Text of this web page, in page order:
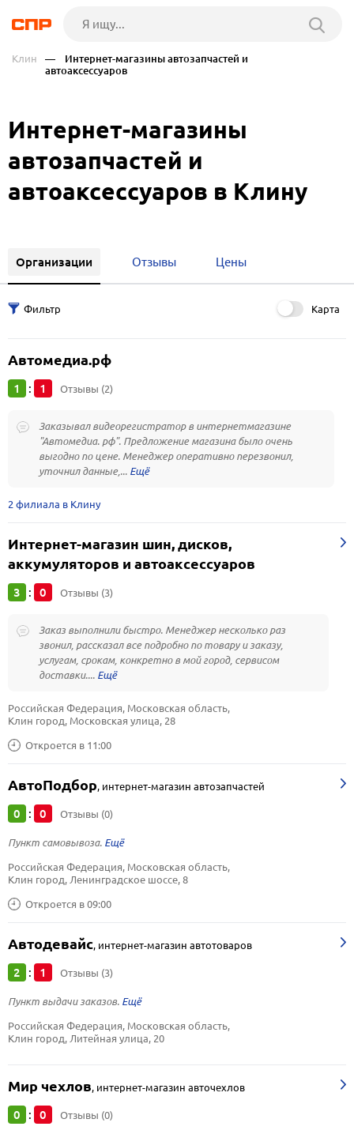
Клин
— Интернет-магазины автозапчастей и
автоаксессуаров
Интернет-магазины
автозапчастей и
автоаксессуаров в Клину
Организации Отзывы Цены
Карта
Автомедиа.рф
1 : 1 Отзывы (2)
Заказывал видеорегистратор в интернетмагазине
"Автомедиа. рф". Предложение магазина было очень
выгодно по цене. Менеджер оперативно перезвонил,
уточнил данные,...
2 филиала в Клину
Интернет-магазин шин, дисков,
аккумуляторов и автоаксессуаров
3 : 0 Отзывы (3)
Заказ выполнили быстро. Менеджер несколько раз
звонил, рассказал все подробно по товару и заказу,
услугам, срокам, конкретно в мой город, сервисом
доставки....
Откроется в 11:00
Российская Федерация, Московская область,
Клин город, Московская улица, 28
АвтоПодбор, интернет-магазин автозапчастей
0 : 0 Отзывы (0)
Пункт самовывоза.
Откроется в 09:00
Российская Федерация, Московская область,
Клин город, Ленинградское шоссе, 8
Автодевайс, интернет-магазин автотоваров
2 : 1 Отзывы (3)
Пункт выдачи заказов.
Российская Федерация, Московская область,
Клин город, Литейная улица, 20
Мир чехлов, интернет-магазин авточехлов
0 : 0 Отзывы (0)